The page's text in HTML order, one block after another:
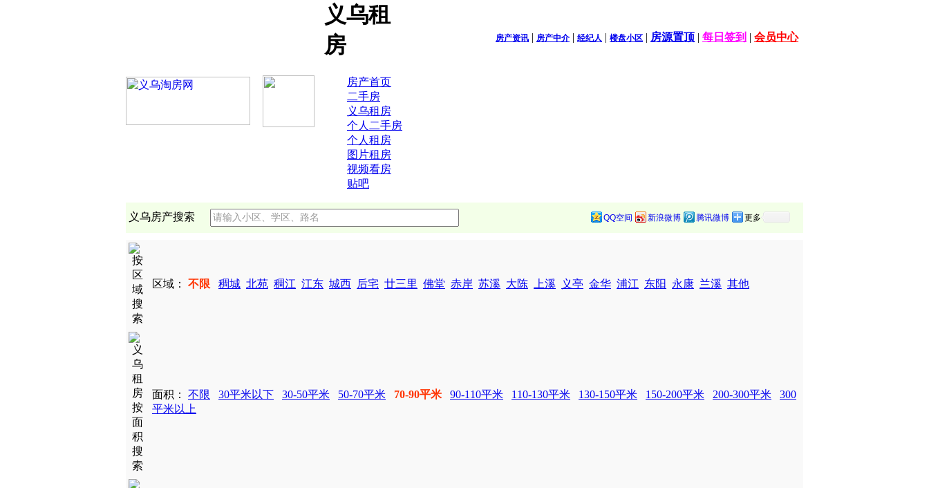
义乌租
房
房产资讯 | 房产中介 | 经纪人 | 楼盘小区 | 房源置顶 | 每日签到 | 会员中心
房产首页
二手房
义乌租房
个人二手房
个人租房
图片租房
视频看房
贴吧
义乌房产搜索 QQ空间 新浪微博 腾讯微博 更多
区域： 不限 稠城 北苑 稠江 江东 城西 后宅 廿三里 佛堂 赤岸 苏溪 大陈 上溪 义亭 金华 浦江 东阳 永康 兰溪 其他
面积： 不限 30平米以下 30-50平米 50-70平米 70-90平米 90-110平米 110-130平米 130-150平米 150-200平米 200-300平米
300
平米以上